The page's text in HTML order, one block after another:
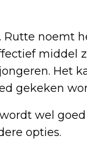
noemt
middel
Het
gekeken
wel
opties.